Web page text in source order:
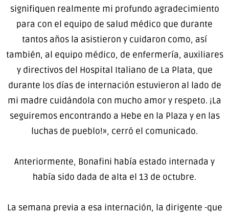
signifiquen realmente mi profundo agradecimiento
para con el equipo de salud médico que durante
tantos años la asistieron y cuidaron como, así
también, al equipo médico, de enfermería, auxiliares
y directivos del Hospital Italiano de La Plata, que
durante los días de internación estuvieron al lado de
mi madre cuidándola con mucho amor y respeto. ¡La
seguiremos encontrando a Hebe en la Plaza y en las
luchas de pueblo!», cerró el comunicado.
Anteriormente, Bonafini había estado internada y
había sido dada de alta el 13 de octubre.
La semana previa a esa internación, la dirigente -que